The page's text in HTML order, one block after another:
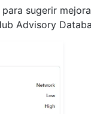
para sugerir
Advisory